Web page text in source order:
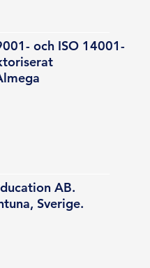
och ISO 14001-
AB.
Sverige.